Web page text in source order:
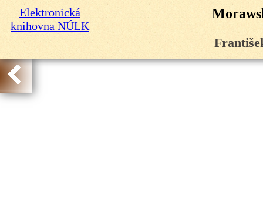
Elektronická
knihovna NÚLK